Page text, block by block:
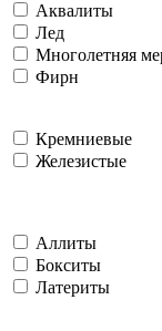
Аквалиты
Лед
Многолетняя
Фирн
Кремниевые
Железистые
Аллиты
Бокситы
Латериты